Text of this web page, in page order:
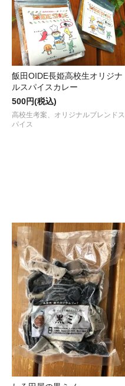
飯田OIDE長姫高校生オリジナ
ルスパイスカレー
500円(税込)
高校生考案、オリジナルブレンドス
パイス